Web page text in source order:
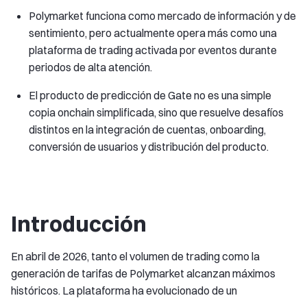
Polymarket funciona como mercado de información y de
sentimiento, pero actualmente opera más como una
plataforma de trading activada por eventos durante
periodos de alta atención.
El producto de predicción de Gate no es una simple
copia onchain simplificada, sino que resuelve desafíos
distintos en la integración de cuentas, onboarding,
conversión de usuarios y distribución del producto.
Introducción
En abril de 2026, tanto el volumen de trading como la
generación de tarifas de Polymarket alcanzan máximos
históricos. La plataforma ha evolucionado de un